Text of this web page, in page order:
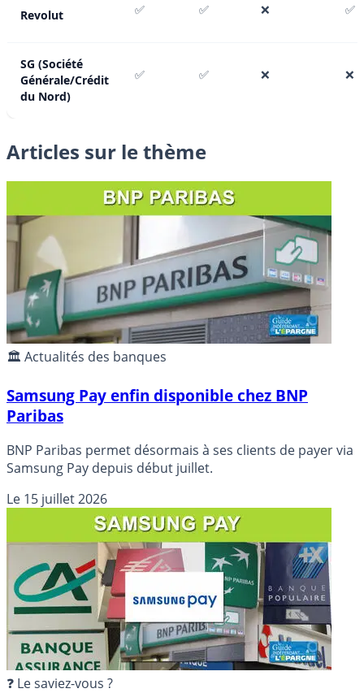
Revolut ✅ ✅ ❌ ✅
SG (Société
Générale/Crédit
du Nord)
✅ ✅ ❌ ❌
Articles sur le thème
🏛️ Actualités des banques
Samsung Pay enfin disponible chez BNP
Paribas
BNP Paribas permet désormais à ses clients de payer via
Samsung Pay depuis début juillet.
Le 15 juillet 2026
❓ Le saviez-vous ?